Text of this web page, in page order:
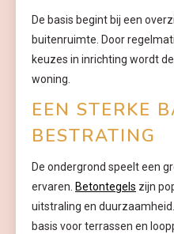
De basis begint bij een
buitenruimte. Door
keuzes in inrichting wordt
woning.
EEN STERKE
BESTRATING
De ondergrond speelt een
ervaren. Betontegels zijn
uitstraling en
basis voor terrassen en